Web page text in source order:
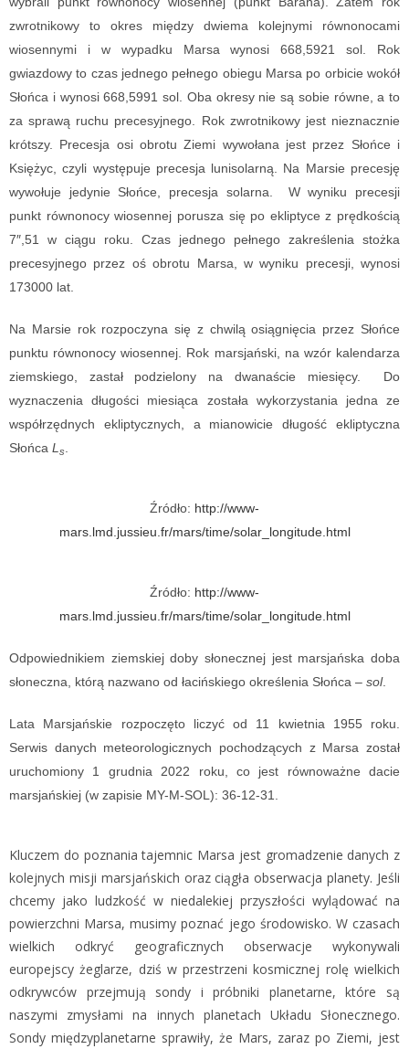
zwrotnikowy to okres między dwiema kolejnymi równonocami
wiosennymi i w wypadku Marsa wynosi 668,5921 sol. Rok
gwiazdowy to czas jednego pełnego obiegu Marsa po orbicie wokół
Słońca i wynosi 668,5991 sol. Oba okresy nie są sobie równe, a to
za sprawą ruchu precesyjnego. Rok zwrotnikowy jest nieznacznie
krótszy. Precesja osi obrotu Ziemi wywołana jest przez Słońce i
Księżyc, czyli występuje precesja lunisolarną. Na Marsie precesję
wywołuje jedynie Słońce, precesja solarna. W wyniku precesji
punkt równonocy wiosennej porusza się po ekliptyce z prędkością
7″,51 w ciągu roku. Czas jednego pełnego zakreślenia stożka
precesyjnego przez oś obrotu Marsa, w wyniku precesji, wynosi
173000 lat.
Na Marsie rok rozpoczyna się z chwilą osiągnięcia przez Słońce
punktu równonocy wiosennej. Rok marsjański, na wzór kalendarza
ziemskiego, zastał podzielony na dwanaście miesięcy. Do
wyznaczenia długości miesiąca została wykorzystania jedna ze
współrzędnych ekliptycznych, a mianowicie długość ekliptyczna
Słońca L s
Źródło: http://www-
mars.lmd.jussieu.fr/mars/time/solar_longitude.html
Źródło: http://www-
mars.lmd.jussieu.fr/mars/time/solar_longitude.html
Odpowiednikiem ziemskiej doby słonecznej jest marsjańska doba
słoneczna, którą nazwano od łacińskiego określenia Słońca – sol.
Lata Marsjańskie rozpoczęto liczyć od 11 kwietnia 1955 roku.
Serwis danych meteorologicznych pochodzących z Marsa został
uruchomiony 1 grudnia 2022 roku, co jest równoważne dacie
marsjańskiej (w zapisie MY-M-SOL): 36-12-31.
Kluczem do poznania tajemnic Marsa jest gromadzenie danych z
kolejnych misji marsjańskich oraz ciągła obserwacja planety. Jeśli
chcemy jako ludzkość w niedalekiej przyszłości wylądować na
powierzchni Marsa, musimy poznać jego środowisko. W czasach
wielkich odkryć geograficznych obserwacje wykonywali
europejscy żeglarze, dziś w przestrzeni kosmicznej rolę wielkich
odkrywców przejmują sondy i próbniki planetarne, które są
naszymi zmysłami na innych planetach Układu Słonecznego.
Sondy międzyplanetarne sprawiły, że Mars, zaraz po Ziemi, jest